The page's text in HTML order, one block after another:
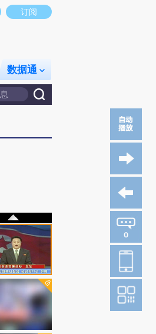
订阅
数据通
0